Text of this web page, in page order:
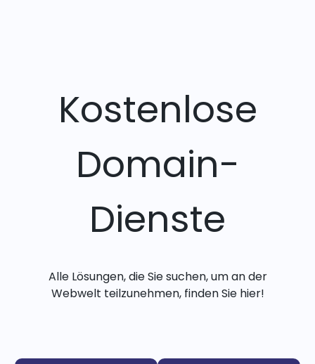
Kostenlose
Domain-
Dienste
Alle Lösungen, die Sie suchen, um an der
Webwelt teilzunehmen, finden Sie hier!